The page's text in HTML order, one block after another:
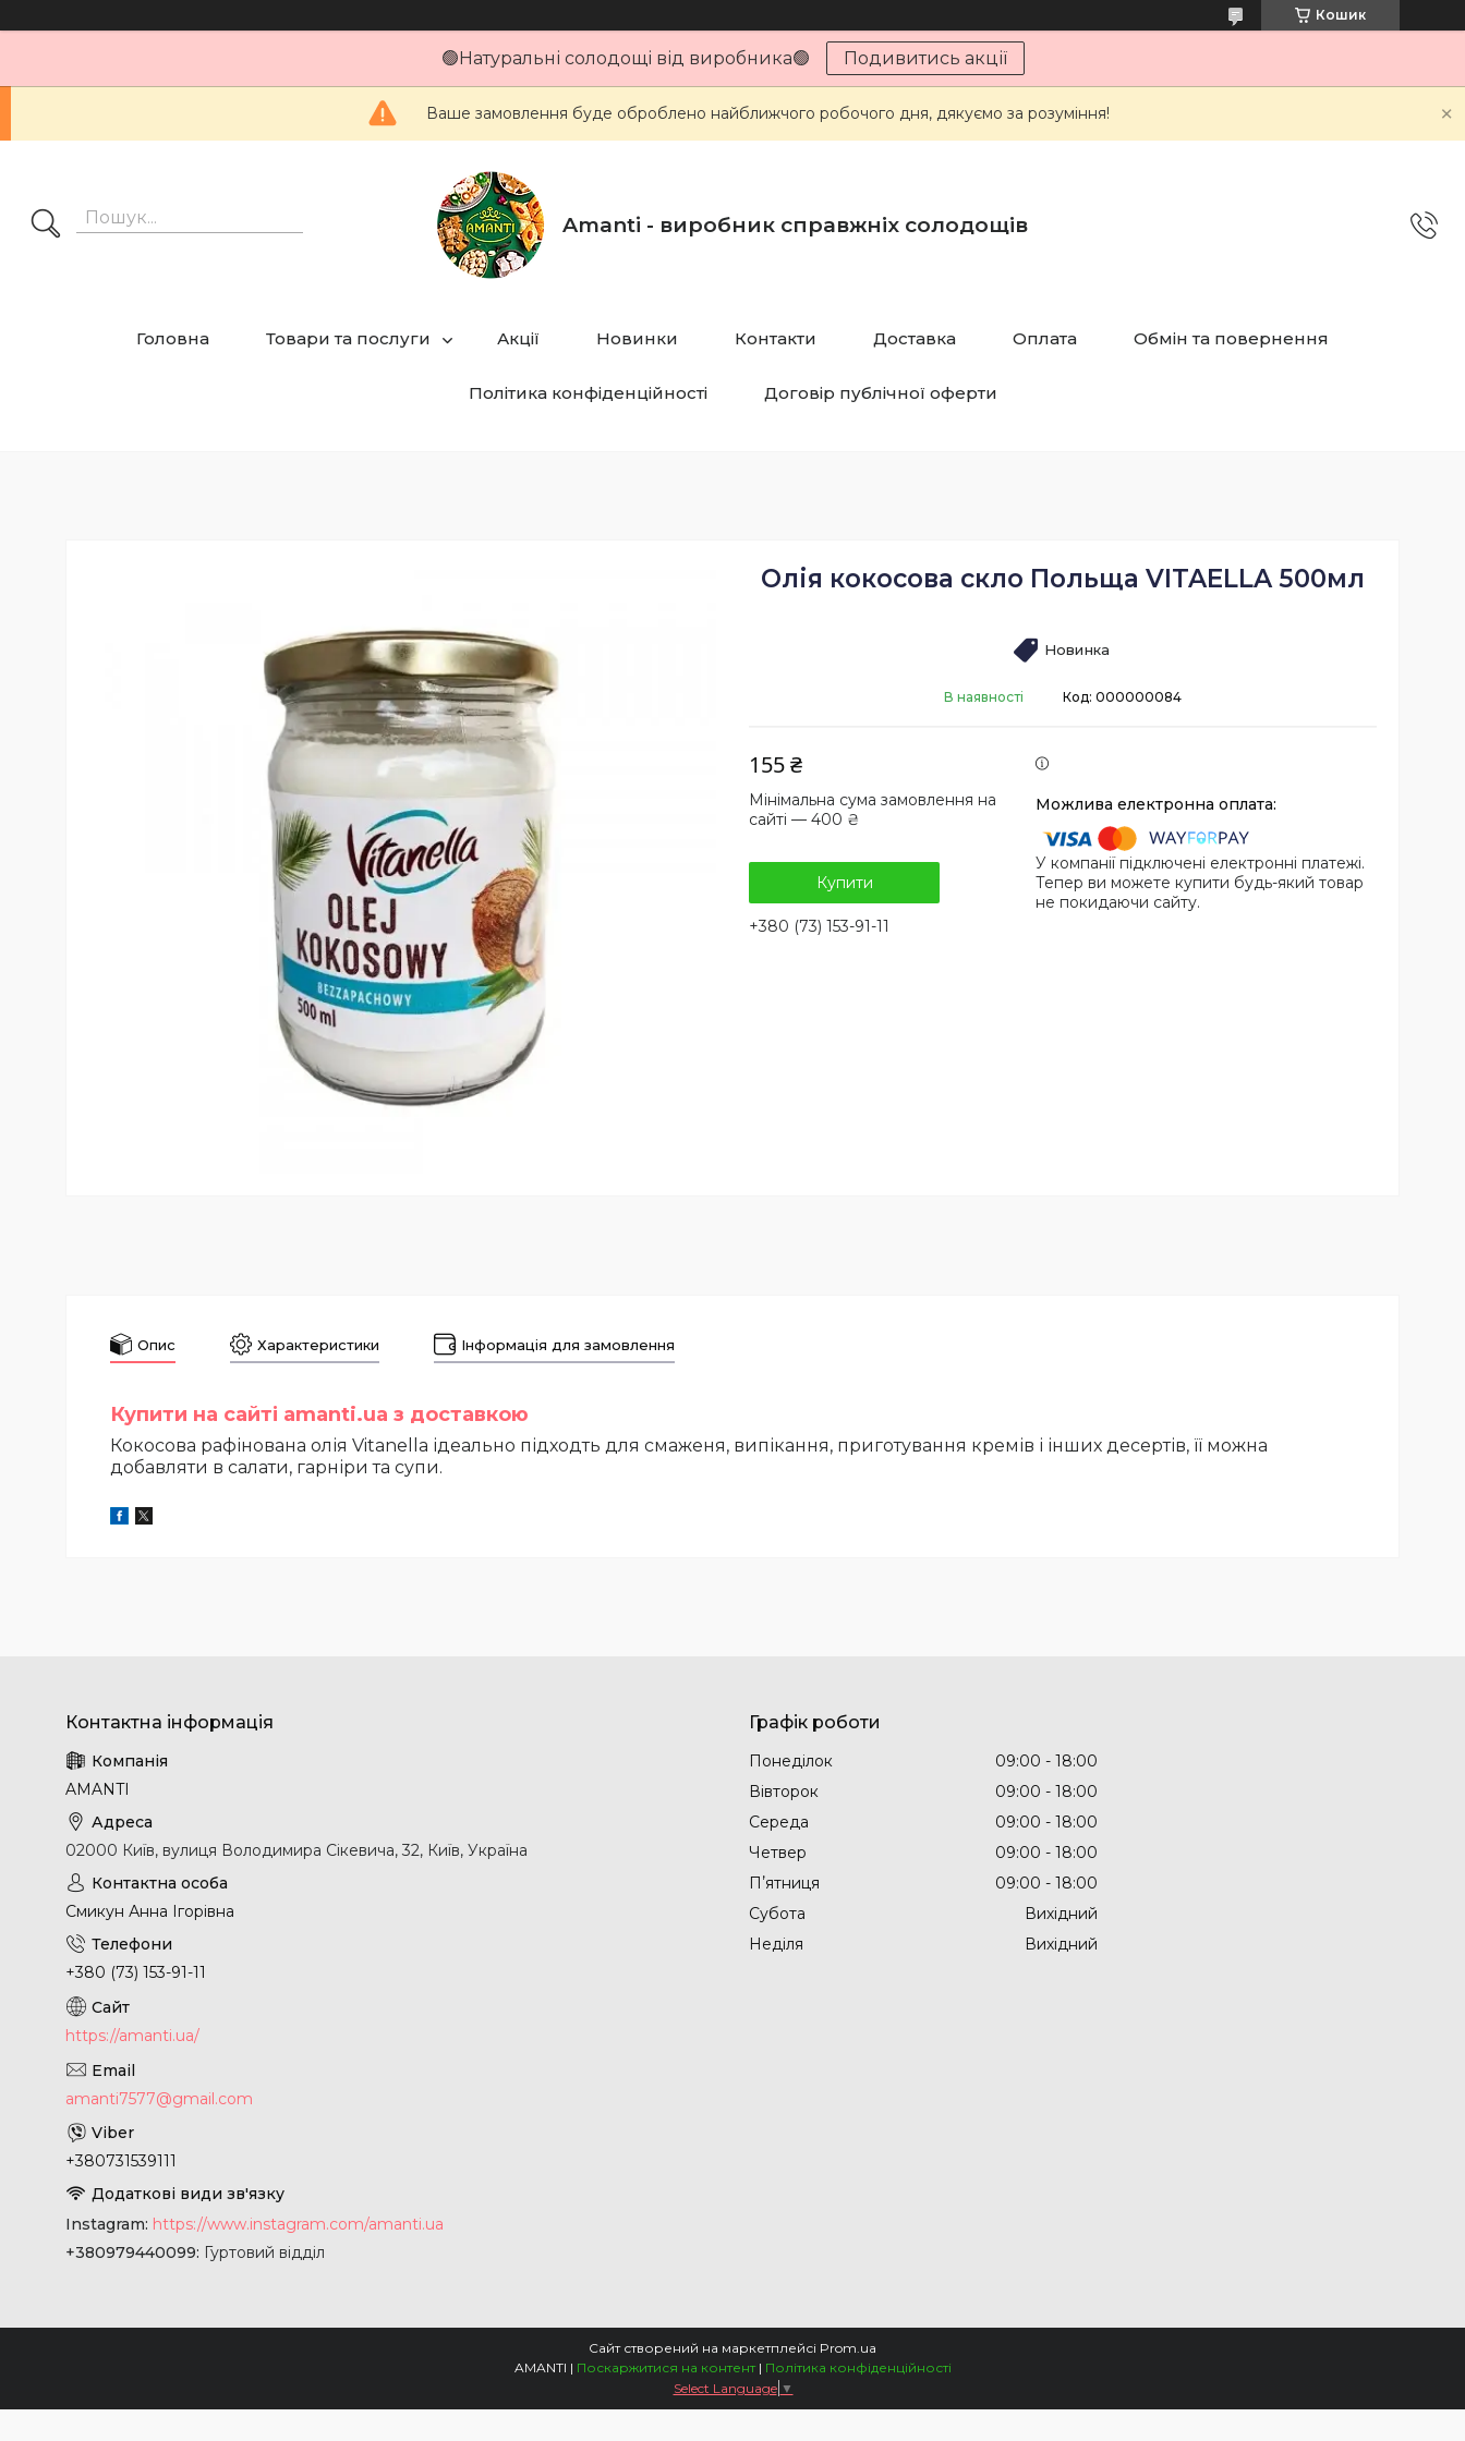
Кошик
🟢Натуральні солодощі від виробника🟢 Подивитись акції
Ваше замовлення буде оброблено найближчого робочого дня, дякуємо за розуміння!
Amanti - виробник справжніх солодощів
Головна Товари та послуги Акції Новинки Контакти Доставка Оплата Обмін та повернення
Політика конфіденційності Договір публічної оферти
Олія кокосова скло Польща VITAELLA 500мл
Новинка
В наявності Код: 000000084
155 ₴
Мінімальна сума замовлення на
сайті — 400 ₴
Купити
+380 (73) 153-91-11
У компанії підключені електронні платежі.
Тепер ви можете купити будь-який товар
не покидаючи сайту.
Опис Характеристики Інформація для замовлення
Купити на сайті amanti.ua з доставкою
Кокосова рафінована олія Vitanella ідеально підходть для смаженя, випікання, приготування кремів і інших десертів, її можна
добавляти в салати, гарніри та супи.
AMANTI
02000 Київ, вулиця Володимира Сікевича, 32, Київ, Україна
Смикун Анна Ігорівна
+380 (73) 153-91-11
https://amanti.ua/
amanti7577@gmail.com
+380731539111
Instagram https://www.instagram.com/amanti.ua
+380979440099 Гуртовий відділ
Графік роботи
Понеділок 09:00
18:00
Вівторок
09:00
18:00
Середа
09:00
18:00
Четвер
09:00
18:00
Пʼятниця
09:00
18:00
Субота
Вихідний
Неділя
Вихідний
Сайт створений на маркетплейсі Prom.ua
AMANTI | Поскаржитися на контент | Політика конфіденційності
Select Language ▼